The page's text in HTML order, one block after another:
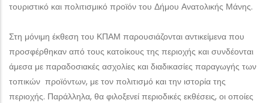
τουριστικό και πολιτισμικό προϊόν του Δήμου Ανατολικής Μάνης.
Στη μόνιμη έκθεση του ΚΠΑΜ παρουσιάζονται αντικείμενα που
προσφέρθηκαν από τους κατοίκους της περιοχής και συνδέονται
άμεσα με παραδοσιακές ασχολίες και διαδικασίες παραγωγής των
τοπικών προϊόντων, με τον πολιτισμό και την ιστορία της
περιοχής. Παράλληλα, θα φιλοξενεί περιοδικές εκθέσεις, οι οποίες